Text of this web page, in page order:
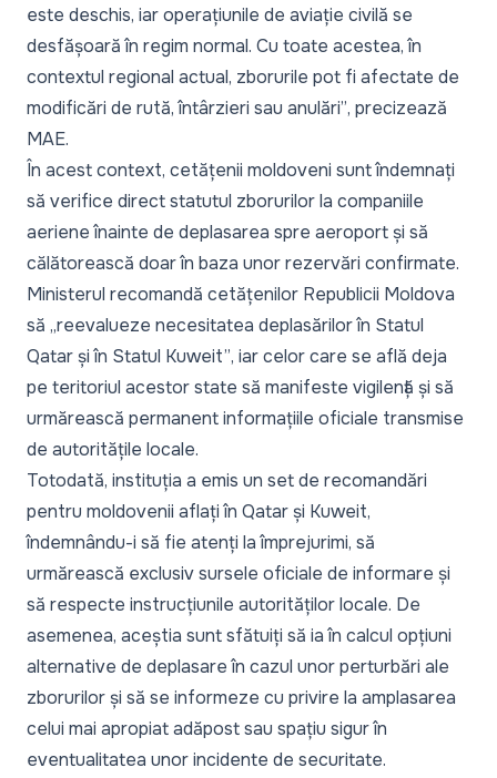
este deschis, iar operațiunile de aviație civilă se
desfășoară în regim normal. Cu toate acestea, în
contextul regional actual, zborurile pot fi afectate de
modificări de rută, întârzieri sau anulări”, precizează
MAE.
În acest context, cetățenii moldoveni sunt îndemnați
să verifice direct statutul zborurilor la companiile
aeriene înainte de deplasarea spre aeroport și să
călătorească doar în baza unor rezervări confirmate.
Ministerul recomandă cetățenilor Republicii Moldova
să „reevalueze necesitatea deplasărilor în Statul
Qatar și în Statul Kuweit”, iar celor care se află deja
pe teritoriul acestor state să manifeste vigilență și să
urmărească permanent informațiile oficiale transmise
de autoritățile locale.
Totodată, instituția a emis un set de recomandări
pentru moldovenii aflați în Qatar și Kuweit,
îndemnându-i să fie atenți la împrejurimi, să
urmărească exclusiv sursele oficiale de informare și
să respecte instrucțiunile autorităților locale. De
asemenea, aceștia sunt sfătuiți să ia în calcul opțiuni
alternative de deplasare în cazul unor perturbări ale
zborurilor și să se informeze cu privire la amplasarea
celui mai apropiat adăpost sau spațiu sigur în
eventualitatea unor incidente de securitate.